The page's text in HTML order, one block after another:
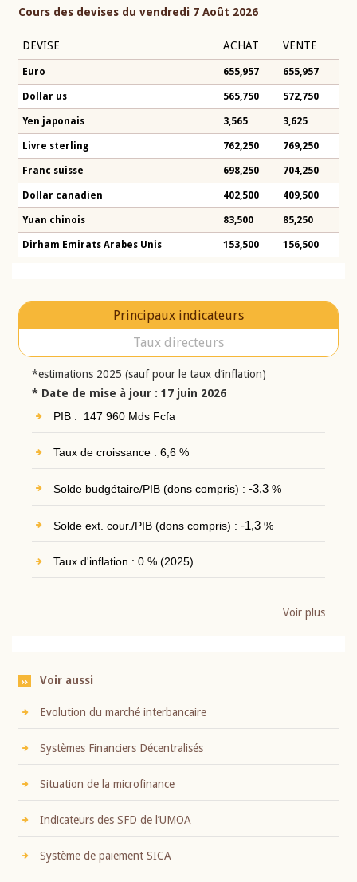
Cours des devises du vendredi 7 Août 2026
DEVISE ACHAT VENTE
Euro 655,957 655,957
Dollar us 565,750 572,750
Yen japonais 3,565 3,625
Livre sterling 762,250 769,250
Franc suisse 698,250 704,250
Dollar canadien 402,500 409,500
Yuan chinois 83,500 85,250
Dirham Emirats Arabes Unis 153,500 156,500
Principaux indicateurs
Taux directeurs
*estimations 2025 (sauf pour le taux d’inflation)
* Date de mise à jour : 17 juin 2026
PIB : 147 960 Mds Fcfa
Taux de croissance : 6,6 %
Solde budgétaire/PIB (dons compris) : -3,3%
Solde ext. cour./PIB (dons compris) : -1,3%
Taux d'inflation : 0 % (2025)
Voir plus
Voir aussi
Evolution du marché interbancaire
Systèmes Financiers Décentralisés
Situation de la microfinance
Indicateurs des SFD de l’UMOA
Système de paiement SICA